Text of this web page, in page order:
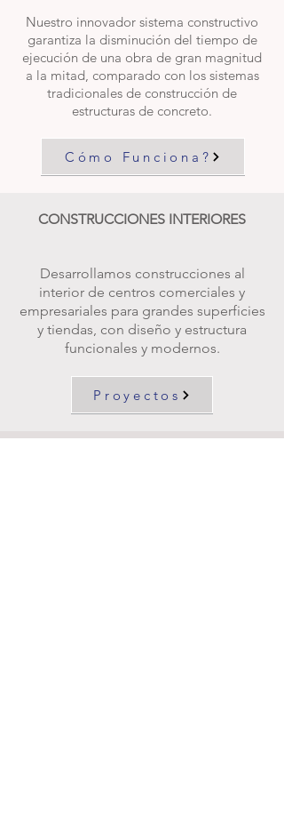
Nuestro innovador sistema constructivo
garantiza la disminución del tiempo de
ejecución de una obra de gran magnitud
a la mitad, comparado con los sistemas
tradicionales de construcción de
estructuras de concreto.
Cómo Funciona?
CONSTRUCCIONES INTERIORES
Desarrollamos construcciones al
interior de centros comerciales y
empresariales para grandes superficies
y tiendas, con diseño y estructura
funcionales y modernos.
Proyectos